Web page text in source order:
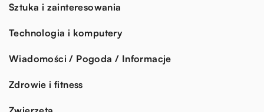
Sztuka i zainteresowania
Technologia i komputery
Wiadomości / Pogoda / Informacje
Zdrowie i fitness